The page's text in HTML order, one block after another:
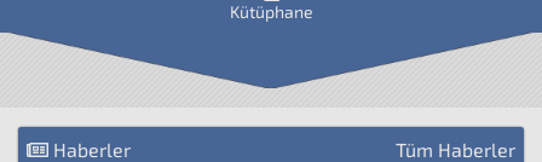
Kütüphane
Haberler Tüm Haberler